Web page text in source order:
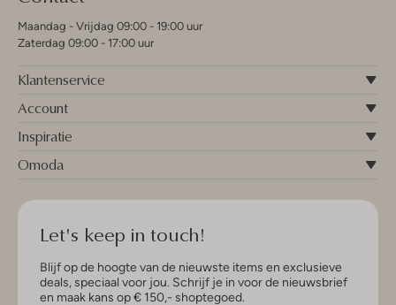
Maandag - Vrijdag 09:00 - 19:00 uur
Zaterdag 09:00 - 17:00 uur
Klantenservice
Account
Inspiratie
Omoda
Let's keep in touch!
Blijf op de hoogte van de nieuwste items en exclusieve
deals, speciaal voor jou. Schrijf je in voor de nieuwsbrief
en maak kans op € 150,- shoptegoed.